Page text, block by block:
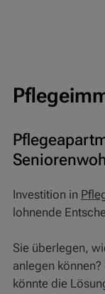
Investition in
lohnende
Sie überlegen,
anlegen
könnte die